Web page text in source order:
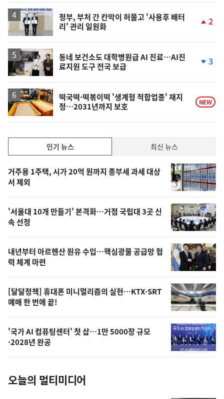
하
정부, 부처 간 칸막이 허물고 '사용후 배터
리' 관리 일원화
상
2
동네 보건소도 대학병원급 AI 진료…AI진
료지원 도구 전국 보급
하
락
3
떡국떡·떡볶이떡 '생계형 적합업종' 재지
정…2031년까지 보호
NEW
기,
최
신,
오
늘
의
영
상
오
늘
의
사
진
인기 뉴스 최신 뉴스
인
기
뉴
스
거주용 1주택, 시가 20억 원까지 종부세 과세 대상
서 제외
'서울대 10개 만들기' 본격화…거점 국립대 3곳 신
속 선정
내년부터 아르헨산 원유 수입…핵심광물 공급망 협
력 체계 마련
[달달정책] 휴대폰 미니멀리즘의 실현…KTX·SRT
예매 한 번에 끝!
'국가 AI 컴퓨팅센터' 첫 삽…1만 5000장 규모
·2028년 완공
오늘의 멀티미디어